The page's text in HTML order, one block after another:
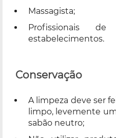
Massagista;
Profissionais
estabelecimentos.
Conservação
A limpeza deve ser
limpo, levemente
sabão neutro;